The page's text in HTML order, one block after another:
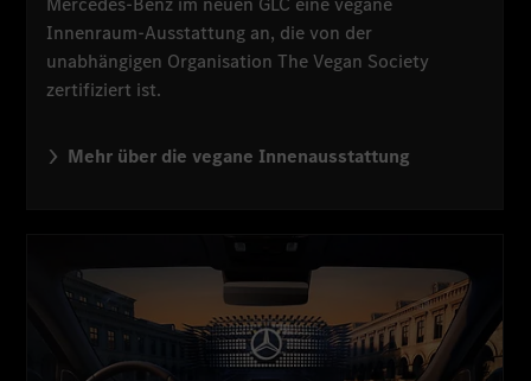
Innenraum-Ausstattung an, die von der
unabhängigen Organisation The Vegan Society
zertifiziert ist.
Mehr über die vegane Innenausstattung